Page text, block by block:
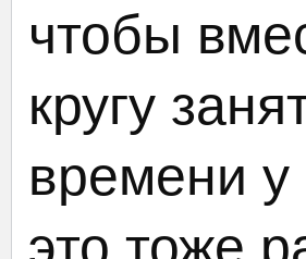
чтобы
кругу
времени у